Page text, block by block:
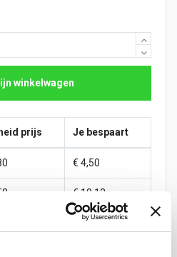
winkelwagen
prijs Je bespaart
€ 4,50
€ 10,13
€ 19,69